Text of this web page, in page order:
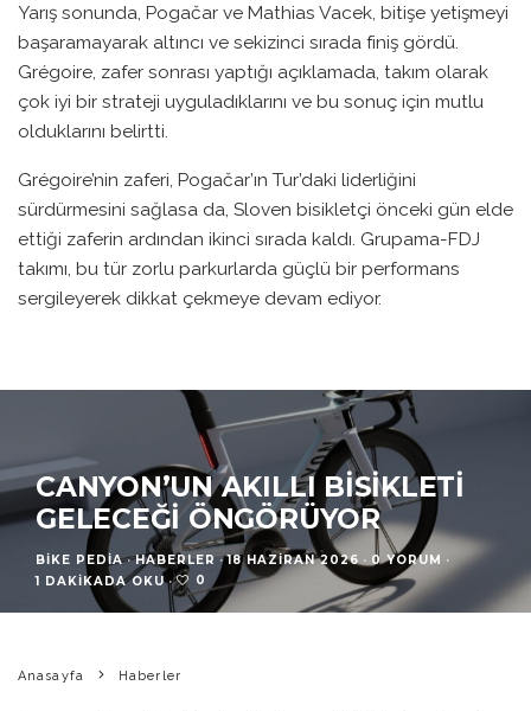
Yarış sonunda, Pogačar ve Mathias Vacek, bitişe yetişmeyi
başaramayarak altıncı ve sekizinci sırada finiş gördü.
Grégoire, zafer sonrası yaptığı açıklamada, takım olarak
çok iyi bir strateji uyguladıklarını ve bu sonuç için mutlu
olduklarını belirtti.
Grégoire’nin zaferi, Pogačar’ın Tur’daki liderliğini
sürdürmesini sağlasa da, Sloven bisikletçi önceki gün elde
ettiği zaferin ardından ikinci sırada kaldı. Grupama-FDJ
takımı, bu tür zorlu parkurlarda güçlü bir performans
sergileyerek dikkat çekmeye devam ediyor.
CANYON’UN AKILLI BISIKLETI
GELECEĞI ÖNGÖRÜYOR
BIKE PEDIA · HABERLER · 18 HAZIRAN 2026 · 0 YORUM ·
1 DAKIKADA OKU · 0
Anasayfa Haberler